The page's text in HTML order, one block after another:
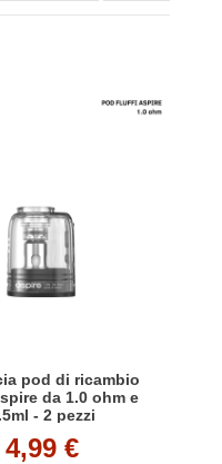
pod di ricambio
da 1.0 ohm e
- 2 pezzi
4,99 €